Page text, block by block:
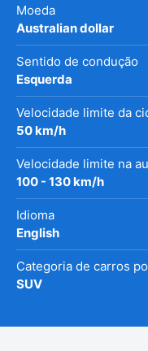
Moeda
Australian dollar
Sentido de condução
Esquerda
Velocidade limite da
50 km/h
Velocidade limite na
100 - 130 km/h
Idioma
English
Categoria de carros
SUV